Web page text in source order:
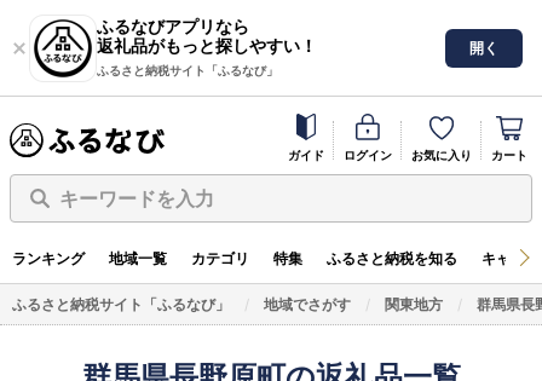
ふるなびアプリなら
返礼品がもっと探しやすい！
ふるさと納税サイト「ふるなび」
開く
ガイド ログイン お気に入り カート
キーワードを入力
ランキング 地域一覧 カテゴリ 特集 ふるさと納税を知る キャン
ふるさと納税サイト「ふるなび」 地域でさがす 関東地方 群馬県長